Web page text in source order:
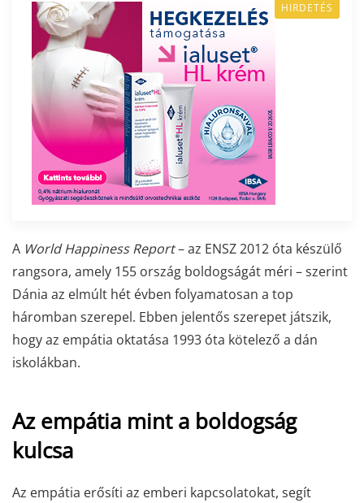
HIRDETÉS
A World Happiness Report– az ENSZ 2012 óta készülő
rangsora, amely 155 ország boldogságát méri – szerint
Dánia az elmúlt hét évben folyamatosan a top
háromban szerepel. Ebben jelentős szerepet játszik,
hogy az empátia oktatása 1993 óta kötelező a dán
iskolákban.
Az empátia mint a boldogság
kulcsa
Az empátia erősíti az emberi kapcsolatokat, segít